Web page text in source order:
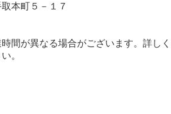
本町５－１７
間が異なる場合がございます。詳しく
。